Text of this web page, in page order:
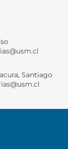
Santiago